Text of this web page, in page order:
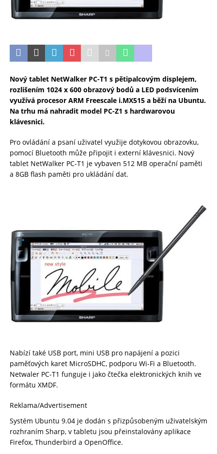
Nový tablet NetWalker PC-T1 s pětipalcovým displejem,
rozlišením 1024 x 600 obrazový bodů a LED podsvícením
využívá procesor ARM Freescale i.MX515 a běží na Ubuntu.
Na trhu má nahradit model PC-Z1 s hardwarovou
klávesnici.
Pro ovládání a psaní uživatel využije dotykovou obrazovku,
pomocí Bluetooth může připojit i externí klávesnici. Nový
tablet NetWalker PC-T1 je vybaven 512 MB operační paměti
a 8GB flash paměti pro ukládání dat.
Nabízí také USB port, mini USB pro napájení a pozici
paměťových karet MicroSDHC, podporu Wi-Fi a Bluetooth.
Netwaler PC-T1 funguje i jako čtečka elektronických knih ve
formátu XMDF.
Reklama/Advertisement
Systém Ubuntu 9.04 je dodán s přizpůsobeným uživatelským
rozhraním Sharp, v tabletu jsou přeinstalovány aplikace
Firefox, Thunderbird a OpenOffice.